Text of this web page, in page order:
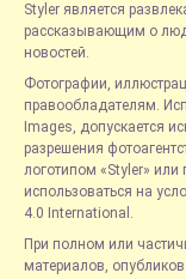
Styler является
рассказывающим о
новостей.
Фотографии,
правообладателям.
Images, допускается
разрешения
логотипом «Styler» или
использоваться на
4.0 International.
При полном или
материалов,